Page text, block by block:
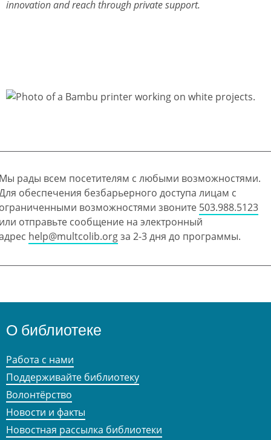
innovation and reach through private support.
рады всем посетителям с любыми возможностями.
обеспечения безбарьерного доступа лицам с
возможностями звоните 503.988.5123
отправьте сообщение на электронный
help@multcolib.orgза 2-3 дня до программы.
О библиотеке
Работа с нами
Поддерживайте библиотеку
Волонтёрство
Новости и факты
Новостная рассылка библиотеки